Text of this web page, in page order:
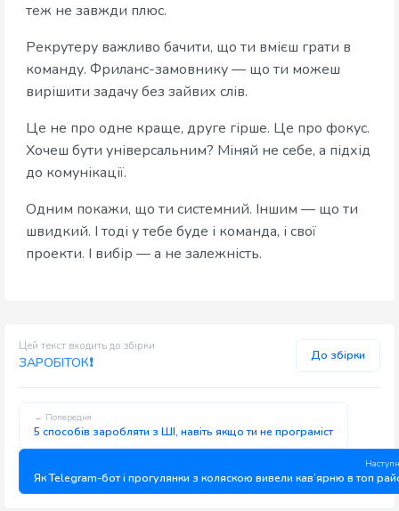
теж не завжди плюс.
Рекрутеру важливо бачити, що ти вмієш грати в
команду. Фриланс-замовнику — що ти можеш
вирішити задачу без зайвих слів.
Це не про одне краще, друге гірше. Це про фокус.
Хочеш бути універсальним? Міняй не себе, а підхід
до комунікації.
Одним покажи, що ти системний. Іншим — що ти
швидкий. І тоді у тебе буде і команда, і свої
проекти. І вибір — а не залежність.
Цей текст входить до збірки
ЗАРОБІТОК❗ До збірки
← Попередня
5 способів заробляти з ШІ, навіть якщо ти не програміст
Як Telegram-бот і прогулянки з коляскою вивели кав’ярню в топ